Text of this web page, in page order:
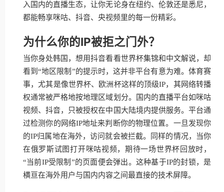
入国内的直播生态，让你无论身在纽约、伦敦还是悉尼，
都能畅享咪咕、抖音、央视频里的每一份精彩。
为什么你的IP被拒之门外？
当你身处韩国，想用抖音看看世界杯集锦和中文解说，却
看到“地区限制”的提示时，这并非平台有意为难。体育赛
事，尤其是像世界杯、欧洲杯这样的顶级IP，其网络转播
权通常被严格地按地理区域划分。国内的直播平台如咪咕
视频、抖音，只被授权在中国大陆境内提供服务。平台通
过检测你的网络IP地址来判断你的物理位置。一旦发现你
的IP归属地在海外，访问就会被拦截。同样的情况，当你
在俄罗斯试图打开咪咕视频，期待一场世界杯回放时，
“当前IP受限制”的页面便会弹出。这种基于IP的封锁，是
横亘在海外用户与国内内容之间最直接的技术屏障。